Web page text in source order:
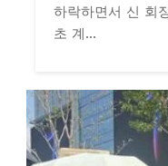
하락하면서 신 회
초 계...